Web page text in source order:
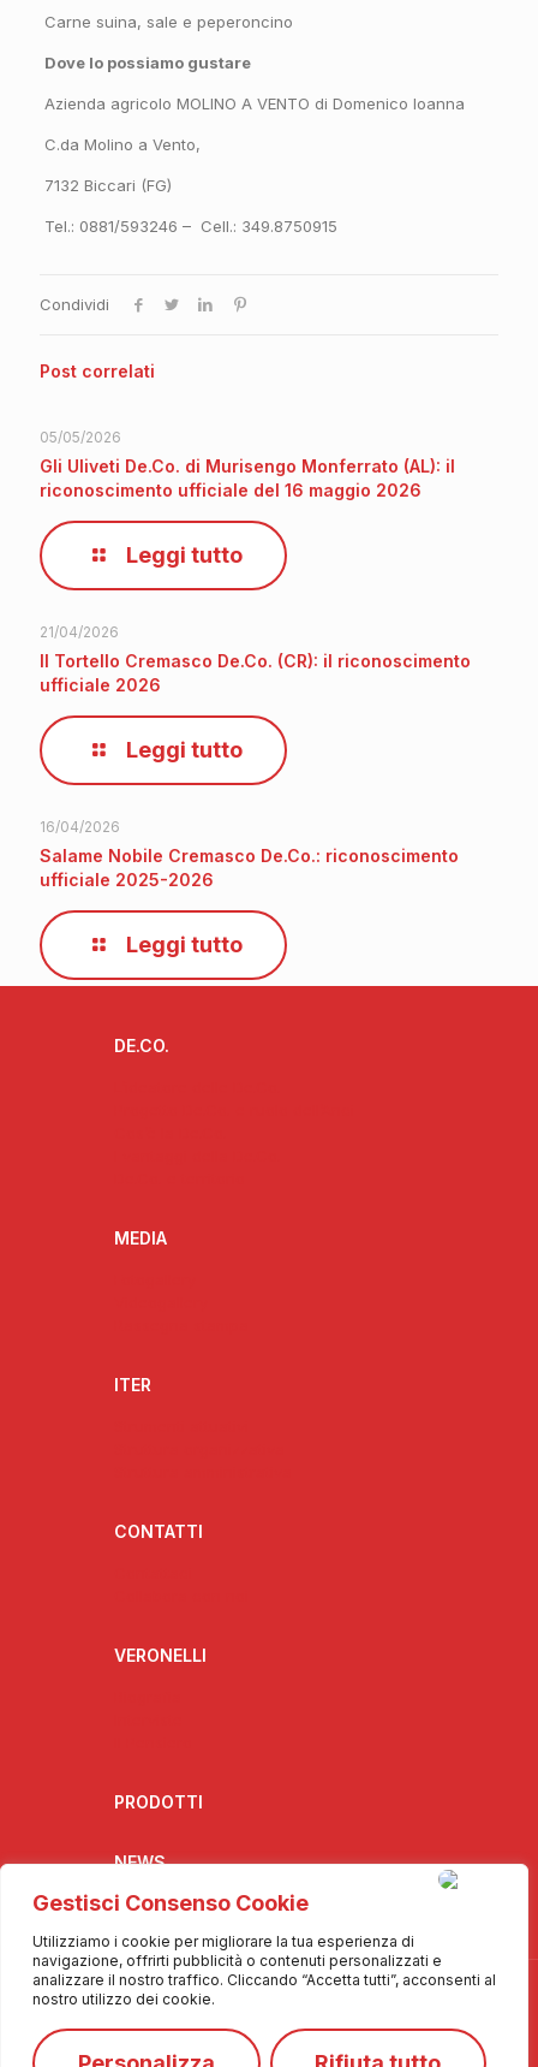
Gestisci Consenso Cookie
Utilizziamo i cookie per migliorare la tua esperienza di
navigazione, offrirti pubblicità o contenuti personalizzati e
analizzare il nostro traffico. Cliccando “Accetta tutti”, acconsenti al
nostro utilizzo dei cookie.
Carne suina, sale e peperoncino
Dove lo possiamo gustare
Azienda agricolo MOLINO A VENTO di Domenico Ioanna
C.da Molino a Vento,
7132 Biccari (FG)
Tel.: 0881/593246 – Cell.: 349.8750915
Condividi
Post correlati
05/05/2026
Gli Uliveti De.Co. di Murisengo Monferrato (AL): il
riconoscimento ufficiale del 16 maggio 2026
Leggi tutto
21/04/2026
Il Tortello Cremasco De.Co. (CR): il riconoscimento
ufficiale 2026
Leggi tutto
16/04/2026
Salame Nobile Cremasco De.Co.: riconoscimento
ufficiale 2025-2026
Leggi tutto
DE.CO.
MEDIA
ITER
CONTATTI
VERONELLI
PRODOTTI
NEWS